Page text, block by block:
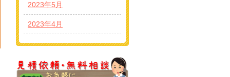
2023年5月
2023年4月